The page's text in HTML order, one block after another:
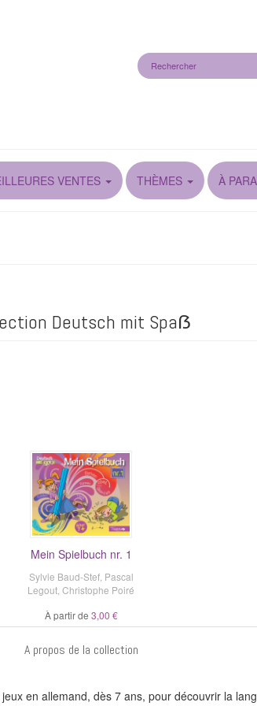
VENTES THÈMES À
Deutsch mit Spaẞ
Mein Spielbuch nr. 1
Sylvie Baud-Stef, Pascal
Legout Christophe Poiré
À partir de 3,00 €
A propos de la collection
en allemand, dès 7 ans, pour découvrir la